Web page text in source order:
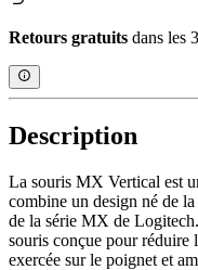
Retours gratuits dans les
Description
La souris MX Vertical est
combine un design né de
de la série MX de
souris conçue pour réduire
exercée sur le poignet et